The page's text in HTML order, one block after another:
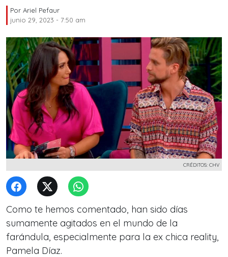
Por Ariel Pefaur
junio 29, 2023 - 7:50 am
CRÉDITOS: CHV
Como te hemos comentado, han sido días
sumamente agitados en el mundo de la
farándula, especialmente para la ex chica reality,
Pamela Díaz.